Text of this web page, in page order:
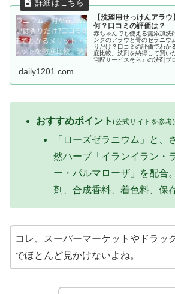
【洗濯用せっけんアラ
何？口コミの評価は？
赤ちゃんでも使える無添加洗
ンクのアラウと青のゼラニウ
りだけ？口コミの評価でわか
底比較。洗剤を納得して買い
宅配サービスそら』の洗剤ブ
daily1201.com
おすすめポイント(公式サイトを参考)
「ローズゼラニウム」と、
然ハーブ「イランイラン・
ー・パルマローザ」を配合
剤、合成香料、着色料、保
コレ、スーパーマーケットやドラッ
でほとんど見かけないよね。